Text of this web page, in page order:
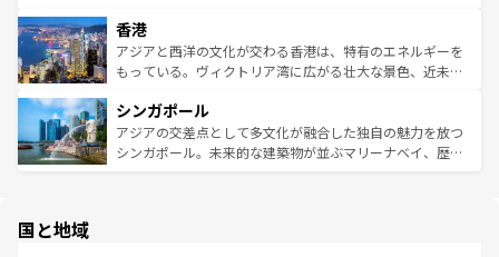
とつ。フォーやバインミー、ベトナムコーヒーなどは、ぜ
ひ現地で味わいたい。どの地域を訪れてもあたたかい人々
が旅行者を迎えてくれるので、きっと忘れられない旅にな
参照してほしい。
の活気が交差している。北部ではチェンマイなどの山岳地
帯で自然と触れ合い、南部ではプーケットやクラビの美し
いビーチでリゾート気分を楽しむことができる。タイ料理
激する。気候は一年中温暖で、どの季節にも異なる楽しみ
が待っている。親しみやすいタイの人々、仏教を中心とし
た文化、そして多様な観光資源が、訪れる旅人を魅了し続
香港
アジアと西洋の文化が交わる香港は、特有のエネルギーを
もっている。ヴィクトリア湾に広がる壮大な景色、近未来
み、どこを訪れても感動するはず。観光スポットが密集し
ており、効率よく見どころを回れるのも魅力。息をのむよ
うな絶景から文化的な体験まで、香港を存分に楽しみ尽く
シンガポール
アジアの交差点として多文化が融合した独自の魅力を放つ
シンガポール。未来的な建築物が並ぶマリーナベイ、歴史
国と地域